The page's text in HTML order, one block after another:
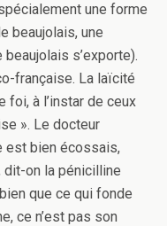
une forme
beaujolais, une
s’exporte).
française. La laïcité
foi, à l’instar de ceux
». Le docteur
est bien écossais,
dit-on la pénicilline
que ce qui fonde
ce n’est pas son